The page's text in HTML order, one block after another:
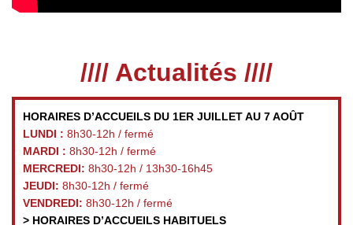
//// Actualités ////
HORAIRES D’ACCUEILS DU 1ER JUILLET AU 7 AOÛT
LUNDI : 8h30-12h / fermé
MARDI : 8h30-12h / fermé
MERCREDI: 8h30-12h / 13h30-16h45
JEUDI: 8h30-12h / fermé
VENDREDI: 8h30-12h / fermé
> HORAIRES D’ACCUEILS HABITUELS